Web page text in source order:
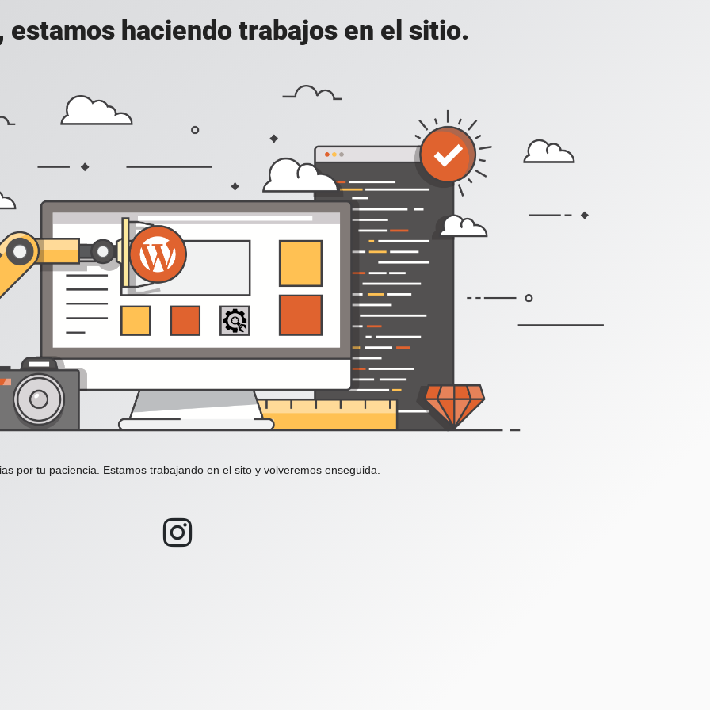
estamos haciendo trabajos en el sitio.
por tu paciencia. Estamos trabajando en el sito y volveremos enseguida.